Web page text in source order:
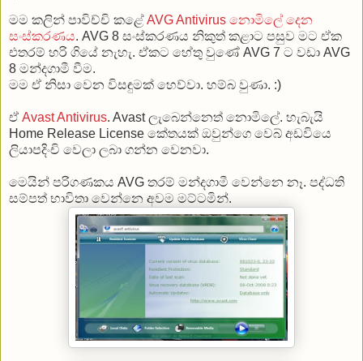
මම කලින් පාවිච්චි කළේAVG Antivirus නොමිලේ දෙන
සංස්කරණය. AVG 8 සංස්කරණය නිකුත් කළාට පසුව මට ඒක
එතරම් හරි ගියේ නැහැ. ඒකට හේතු වුණේ AVG 7 ට වඩා AVG
8 මන්දගාමී වීම.
මම ඒ නිසා වෙන විසඳුමක් හෙව්වා. හම්බ වුණා. :)
ඒ Avast Antivirus. Avast ලැබෙන්නෙත් නොමිලේ. හැබැයි
Home Release License කේතයක් ඔවුන්ගෙ වෙබ් අඩවියෙ
ලියාපදිංචි වෙලා ලබා ගන්න වෙනවා.
මෙයින් පරිගණකය AVG තරම් මන්දගාමී වෙන්නෙ නෑ. පද්ධති
සම්පත් භාවිතා වෙන්නෙ අවම මට්ටමින්.